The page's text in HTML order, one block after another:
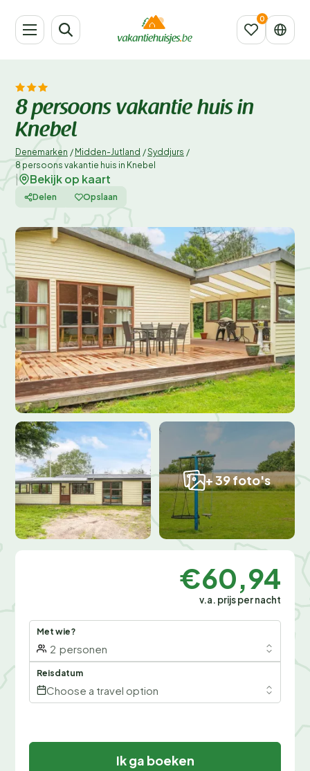
8 persoons vakantie huis in
Knebel
Denemarken / Midden-Jutland /Syddjurs /
8 persoons vakantie huis in Knebel
Bekijk op kaart
Delen Opslaan
+ 39 foto's
€60,94
v.a. prijs per nacht
Met wie?
2 personen
Reisdatum
Choose a travel option
Ik ga boeken